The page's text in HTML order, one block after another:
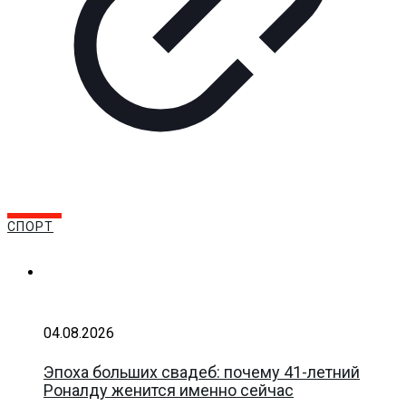
СПОРТ
04.08.2026
Эпоха больших свадеб: почему 41-летний
Роналду женится именно сейчас